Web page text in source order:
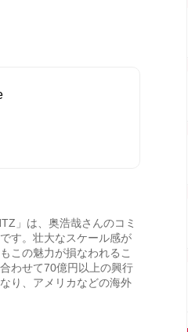
」は、奥浩哉さんのコミ
す。壮大なスケール感が
この魅力が損なわれるこ
わせて70億円以上の興行
り、アメリカなどの海外